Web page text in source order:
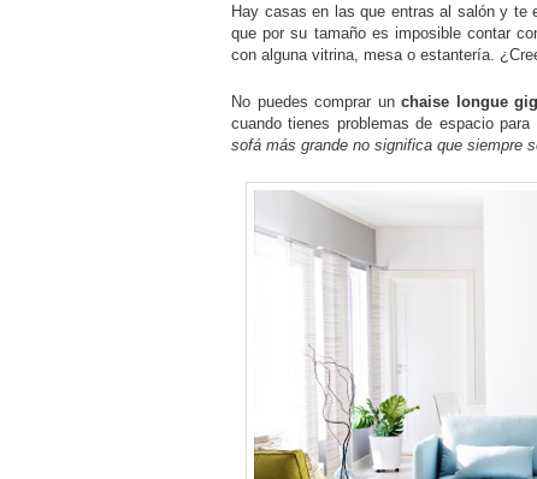
Hay casas en las que entras al salón y te
que por su tamaño es imposible contar
con alguna vitrina, mesa o estantería.
No puedes comprar unchaise longue
cuando tienes problemas de espacio
sofá más grande no significa que siempre